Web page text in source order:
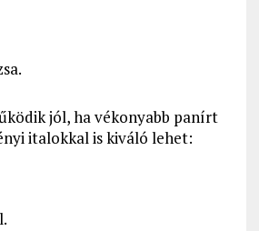
jól, ha vékonyabb panírt
italokkal is kiváló lehet: